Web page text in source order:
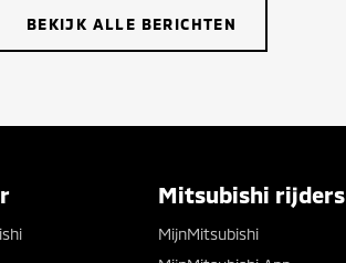
BEKIJK ALLE BERICHTEN
Mitsubishi rijders
MijnMitsubishi